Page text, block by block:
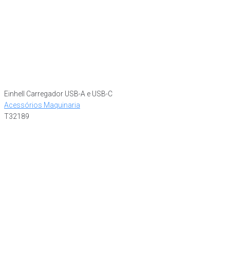
Einhell Carregador USB-A e USB-C
Acessórios Maquinaria
T32189